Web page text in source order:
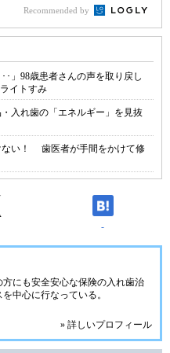
Recommended by
･」98歳患者さんの声を取り戻し
イトすみ
入れ歯の「エネルギー」を見抜
ない！ 歯医者が手間をかけて修
-
にも安全安心な保険の入れ歯治
中心に行なっている。
» 詳しいプロフィール